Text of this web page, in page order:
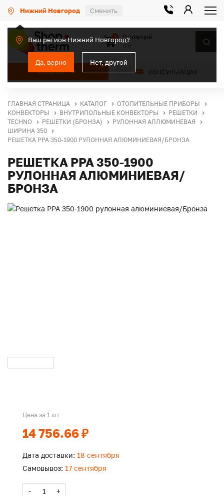
Нижний Новгород Сменить
Ваш регион Нижний Новгород?
Да, верно Нет, другой
КАТАЛОГ КОНСУЛЬТАЦИЯ
0
0 позиций
ГЛАВНАЯ СТРАНИЦА КАТАЛОГ
ОТОПИТЕЛЬНЫЕ ПРИБОРЫ
КОНВЕКТОРЫ
ВНУТРИПОЛЬНЫЕ КОНВЕКТОРЫ
РЕШЕТКИ
TECHNO
РЕШЕТКИ (БРОНЗА)
РУЛОННАЯ АЛЛЮМИНЕВАЯ
ШИРИНА 350
РЕШЕТКА PPA 350-1900 РУЛОННАЯ АЛЮМИНИЕВАЯ/БРОНЗА
РЕШЕТКА PPA 350-1900
РУЛОННАЯ АЛЮМИНИЕВАЯ/
БРОНЗА
Цена за 1 шт
14 756.66 ₽
Дата доставки: 18 сентября
Самовывоз: 17 сентября
- +